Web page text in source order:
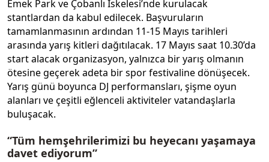
Emek Park ve Çobanlı İskelesi’nde kurulacak
stantlardan da kabul edilecek. Başvuruların
tamamlanmasının ardından 11-15 Mayıs tarihleri
arasında yarış kitleri dağıtılacak. 17 Mayıs saat 10.30’da
start alacak organizasyon, yalnızca bir yarış olmanın
ötesine geçerek adeta bir spor festivaline dönüşecek.
Yarış günü boyunca DJ performansları, şişme oyun
alanları ve çeşitli eğlenceli aktiviteler vatandaşlarla
buluşacak.
“Tüm hemşehrilerimizi bu heyecanı yaşamaya
davet ediyorum”